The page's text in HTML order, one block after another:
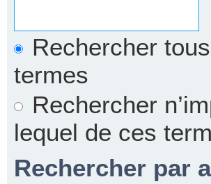
Rechercher
termes
Rechercher
lequel de ces
Rechercher par